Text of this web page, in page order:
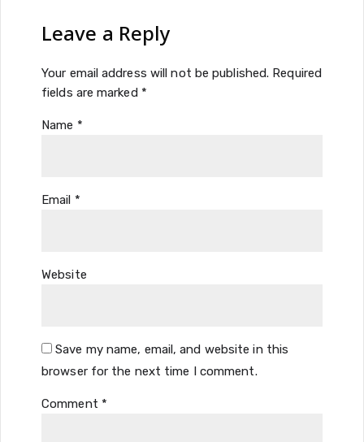
Leave a Reply
Your email address will not be published. Required
fields are marked *
Name *
Email *
Website
Save my name, email, and website in this
browser for the next time I comment.
Comment *